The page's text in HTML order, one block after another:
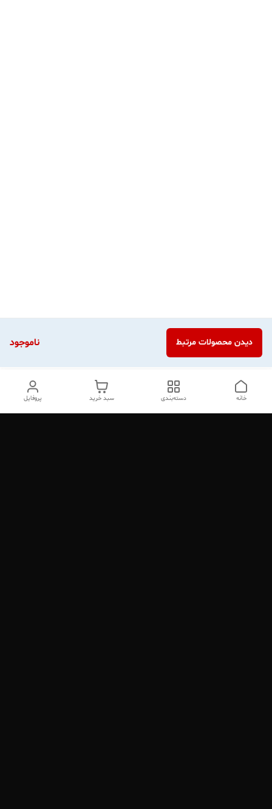
ناموجود دیدن محصولات مرتبط
پروفایل سبد خرید دسته‌بندی خانه